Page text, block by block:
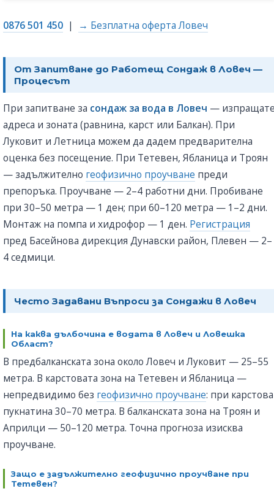
0876 501 450 | → Безплатна оферта Ловеч
От Запитване до Работещ Сондаж в Ловеч —
Процесът
При запитване за сондаж за вода в Ловеч —
адреса и зоната (равнина, карст или Балкан). При
Луковит и Летница можем да дадем предварителна
оценка без посещение. При Тетевен, Ябланица и Троян
— задължително геофизично проучване преди
препоръка. Проучване — 2–4 работни дни. Пробиване
при 30–50 метра — 1 ден; при 60–120 метра — 1–2 дни.
Монтаж на помпа и хидрофор — 1 ден. Регистрация
пред Басейнова дирекция Дунавски район, Плевен — 2–
4 седмици.
Честo Задавани Въпроси за Сондажи в Ловеч
На каква дълбочина е водата в Ловеч и Ловешка
Област?
В предбалканската зона около Ловеч и Луковит — 25–55
метра. В карстовата зона на Тетевен и Ябланица —
непредвидимо без геофизично проучване: при карстова
пукнатина 30–70 метра. В балканската зона на Троян и
Априлци — 50–120 метра. Точна прогноза изисква
проучване.
Защо е задължително геофизично проучване при
Тетевен?